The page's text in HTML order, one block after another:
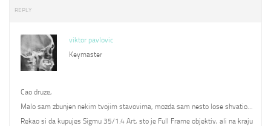
REPLY
viktor pavlovic
Keymaster
Cao druze,
Malo sam zbunjen nekim tvojim stavovima, mozda sam nesto lose shvatio…
Rekao si da kupujes Sigmu 35/1.4 Art, sto je Full Frame objektiv, ali na kraju